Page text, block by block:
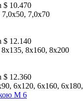
$ 10.470
7,0х70
$ 12.140
8х160, 8х200
$ 12.360
6х120, 6х160,
М 6